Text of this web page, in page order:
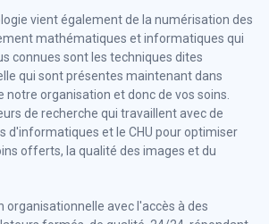
vient également de la numérisation des
mathématiques et informatiques qui
connues sont les techniques dites
qui sont présentes maintenant dans
notre organisation et donc de vos soins.
de recherche qui travaillent avec de
d'informatiques et le CHU pour optimiser
offerts, la qualité des images et du
organisationnelle avec l'accès à des